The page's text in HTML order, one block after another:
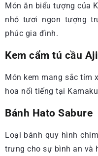
Món ăn biểu tượng của
nhỏ tươi ngon tượng
phúc gia đình.
Kem cẩm tú cầu
Món kem mang sắc tím
hoa nổi tiếng tại
Bánh Hato Sabure
Loại bánh quy hình
trưng cho sự bình an và